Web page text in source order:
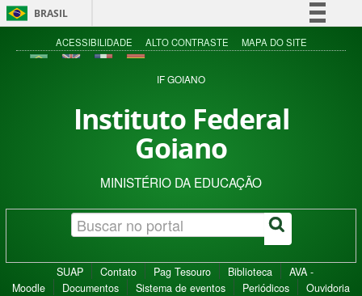
BRASIL
Simplifique!
Acesso à informação
ACESSIBILIDADE ALTO CONTRASTE MAPA DO SITE
IF GOIANO
Instituto Federal
Goiano
MINISTÉRIO DA EDUCAÇÃO
SUAP Contato Pag Tesouro Biblioteca
AVA -
Moodle
Documentos Sistema de eventos Periódicos Ouvidoria